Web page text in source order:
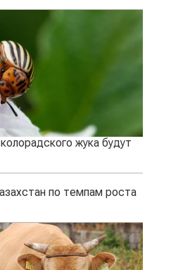
жука будут
по темпам роста